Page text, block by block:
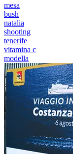
mesa
bush
natalia
shooting
tenerife
vitamina c
modella